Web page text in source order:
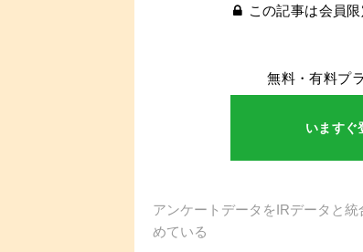
この記事は会員
無料・有料プ
いますぐ
アンケートデータをIRデータと
めている